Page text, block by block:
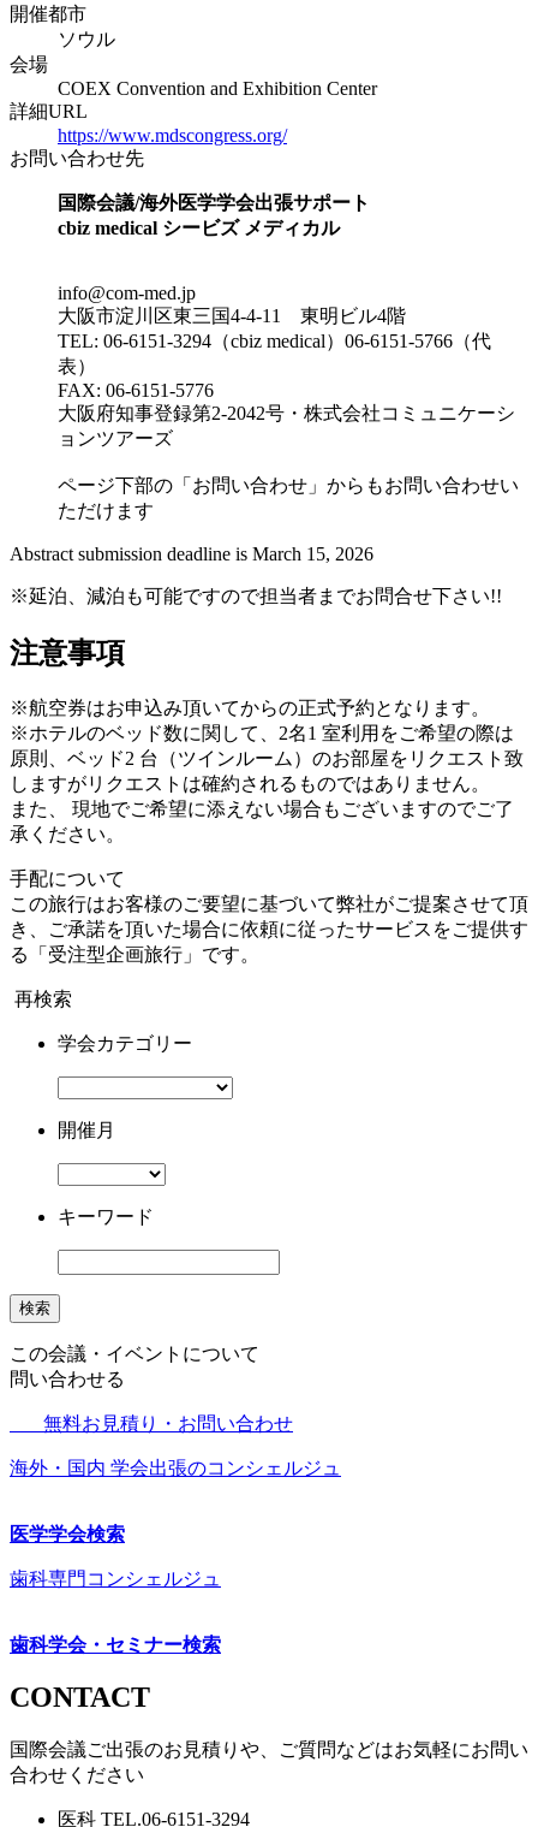
開催都市
ソウル
会場
COEX Convention and Exhibition Center
詳細URL
https://www.mdscongress.org/
お問い合わせ先
国際会議/海外医学学会出張サポート
cbiz medical シービズ メディカル
info@com-med.jp
大阪市淀川区東三国4-4-11 東明ビル4階
TEL: 06-6151-3294（cbiz medical）06-6151-5766（代
表）
FAX: 06-6151-5776
大阪府知事登録第2-2042号・株式会社コミュニケーシ
ョンツアーズ
ページ下部の「お問い合わせ」からもお問い合わせい
ただけます
Abstract submission deadline is March 15, 2026
※延泊、減泊も可能ですので担当者までお問合せ下さい!!
注意事項
※航空券はお申込み頂いてからの正式予約となります。
※ホテルのベッド数に関して、2名1 室利用をご希望の際は
原則、ベッド2 台（ツインルーム）のお部屋をリクエスト致
しますがリクエストは確約されるものではありません。
また、 現地でご希望に添えない場合もございますのでご了
承ください。
手配について
この旅行はお客様のご要望に基づいて弊社がご提案させて頂
き、ご承諾を頂いた場合に依頼に従ったサービスをご提供す
る「受注型企画旅行」です。
再検索
学会カテゴリー
開催月
キーワード
検索
この会議・イベントについて
問い合わせる
無料お見積り・お問い合わせ
海外・国内 学会出張のコンシェルジュ
医学学会検索
歯科専門コンシェルジュ
歯科学会・セミナー検索
CONTACT
国際会議ご出張のお見積りや、ご質問などはお気軽にお問い
合わせください
医科 TEL.06-6151-3294